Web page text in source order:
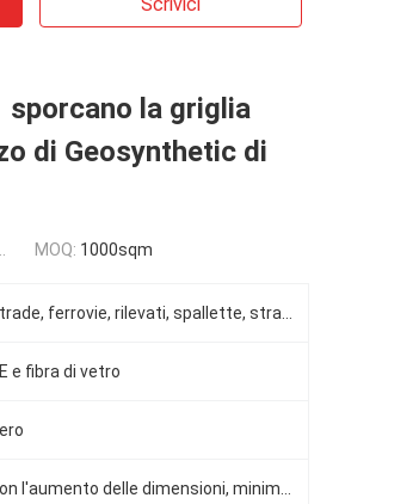
sporcano la griglia
di Geosynthetic di
MOQ: 1000sqm
e fibra di vetro